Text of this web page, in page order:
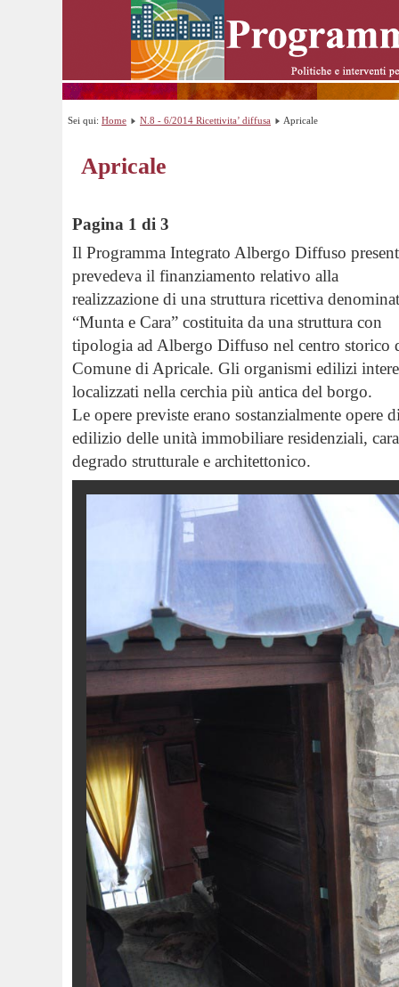
Sei qui: Home N.8 - 6/2014 Ricettivita’ diffusa Apricale
Apricale
Pagina 1 di 3
Il Programma Integrato Albergo Diffuso
prevedeva il finanziamento relativo alla
realizzazione di una struttura ricettiva
“Munta e Cara” costituita da una struttura con
tipologia ad Albergo Diffuso nel centro storico
Comune di Apricale. Gli organismi edilizi
localizzati nella cerchia più antica del borgo.
Le opere previste erano sostanzialmente opere
edilizio delle unità immobiliare residenziali,
degrado strutturale e architettonico.